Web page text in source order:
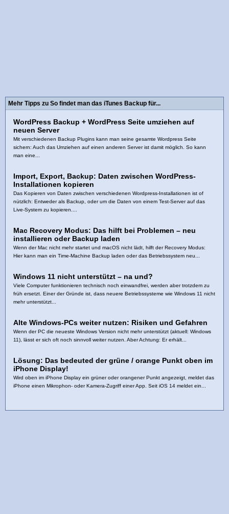
Mehr Tipps zu So findet man das iTunes Backup für...
WordPress Backup + WordPress Seite umziehen auf
neuen Server
Mit verschiedenen Backup Plugins kann man seine gesamte Wordpress Seite
sichern: Auch das Umziehen auf einen anderen Server ist damit möglich. So kann
man eine...
Import, Export, Backup: Daten zwischen WordPress-
Installationen kopieren
Das Kopieren von Daten zwischen verschiedenen Wordpress-Installationen ist of
nützlich: Entweder als Backup, oder um die Daten von einem Test-Server auf das
Live-System zu kopieren....
Mac Recovery Modus: Das hilft bei Problemen – neu
installieren oder Backup laden
Wenn der Mac nicht mehr startet und macOS nicht lädt, hilft der Recovery Modus:
Hier kann man ein Time-Machine Backup laden oder das Betriebssystem neu...
Windows 11 nicht unterstützt – na und?
Viele Computer funktionieren technisch noch einwandfrei, werden aber trotzdem zu
früh ersetzt. Einer der Gründe ist, dass neuere Betriebssysteme wie Windows 11 nicht
mehr unterstützt...
Alte Windows-PCs weiter nutzen: Risiken und Gefahren
Wenn der PC die neueste Windows Version nicht mehr unterstützt (aktuell: Windows
11), lässt er sich oft noch sinnvoll weiter nutzen. Aber Achtung: Er erhält...
Lösung: Das bedeuted der grüne / orange Punkt oben im
iPhone Display!
Wird oben im iPhone Display ein grüner oder orangener Punkt angezeigt, meldet das
iPhone einen Mikrophon- oder Kamera-Zugriff einer App. Seit iOS 14 meldet ein...